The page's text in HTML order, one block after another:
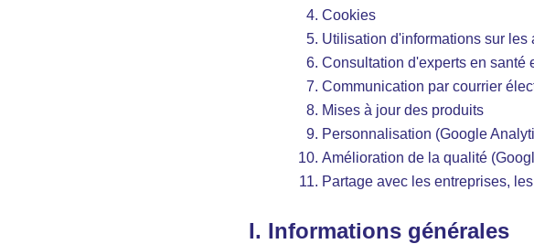
Cookies
Utilisation d'informations sur les
Consultation d'experts en santé
Communication par courrier
Mises à jour des produits
Personnalisation (Google
Amélioration de la qualité
Partage avec les entreprises,
I. Informations générales